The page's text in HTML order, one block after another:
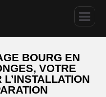
BOURG EN
VOTRE